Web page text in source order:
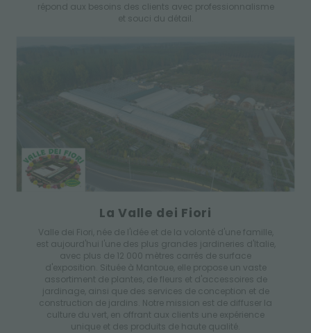
répond aux besoins des clients avec professionnalisme
et souci du détail.
La Valle dei Fiori
Valle dei Fiori, née de l'idée et de la volonté d'une famille,
est aujourd'hui l'une des plus grandes jardineries d'Italie,
avec plus de 12 000 mètres carrés de surface
d'exposition. Située à Mantoue, elle propose un vaste
assortiment de plantes, de fleurs et d'accessoires de
jardinage, ainsi que des services de conception et de
construction de jardins. Notre mission est de diffuser la
culture du vert, en offrant aux clients une expérience
unique et des produits de haute qualité.